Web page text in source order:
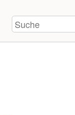
Werkzeuge
Suche